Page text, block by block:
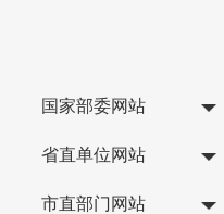
国家部委网站
省直单位网站
市直部门网站